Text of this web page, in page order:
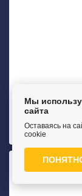
Hit Mebel
Диван прямой
от .
Мы
сайта
Оставаясь на
cookie